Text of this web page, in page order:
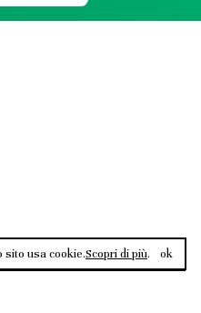
sito usa cookie.Scopri di più. ok